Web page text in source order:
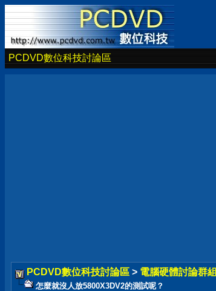
PCDVD數位科技討論區
PCDVD數位科技討論區 > 電腦硬體討論群組
怎麼就沒人放5800X3DV2的測試呢？